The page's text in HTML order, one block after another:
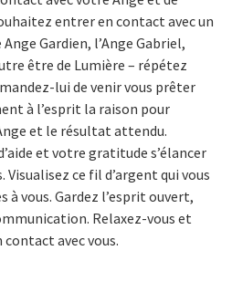
entrer en contact avec un
Gardien, l’Ange Gabriel,
être de Lumière – répétez
lui de venir vous prêter
à l’esprit la raison pour
et le résultat attendu.
et votre gratitude s’élancer
Visualisez ce fil d’argent qui vous
à vous. Gardez l’esprit ouvert,
Relaxez-vous et
avec vous.